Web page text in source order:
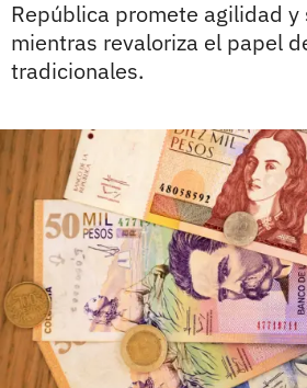
República promete agilidad
mientras revaloriza el papel
tradicionales.